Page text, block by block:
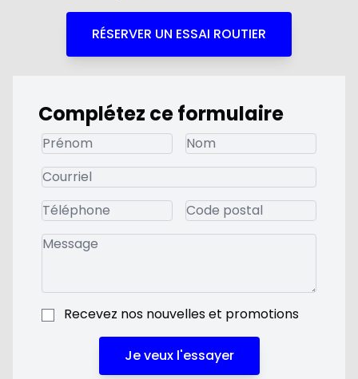
RÉSERVER UN ESSAI ROUTIER
Complétez ce formulaire
Recevez nos nouvelles et promotions
Je veux l'essayer